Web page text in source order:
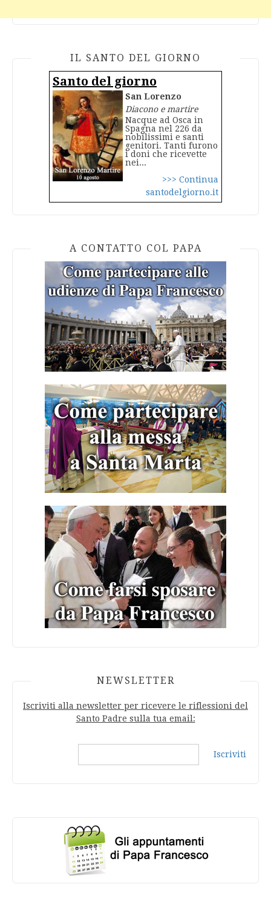
IL SANTO DEL GIORNO
Santo del giorno
San Lorenzo
Diacono e martire
Nacque ad Osca in
Spagna nel 226 da
nobilissimi e santi
genitori. Tanti furono
i doni che ricevette
nei...
>>> Continua
santodelgiorno.it
A CONTATTO COL PAPA
NEWSLETTER
Iscriviti alla newsletter per ricevere le riflessioni del
Santo Padre sulla tua email:
Iscriviti